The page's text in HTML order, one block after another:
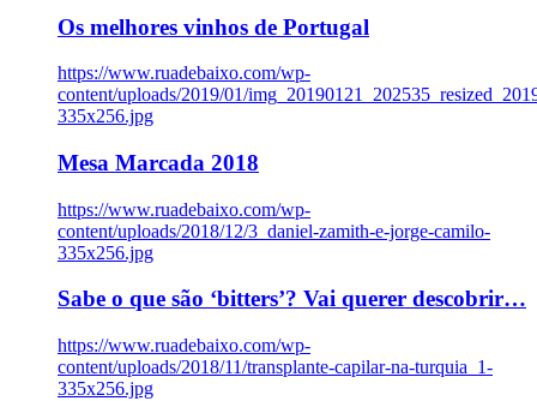
Os melhores vinhos de Portugal
https://www.ruadebaixo.com/wp-
content/uploads/2019/01/
335x256.jpg
Mesa Marcada 2018
https://www.ruadebaixo.com/wp-
content/uploads/2018/12/3_daniel-zamith-e-jorge-camilo-
335x256.jpg
Sabe o que são ‘bitters’? Vai querer descobrir…
https://www.ruadebaixo.com/wp-
content/uploads/2018/11/transplante-capilar-na-turquia_1-
335x256.jpg